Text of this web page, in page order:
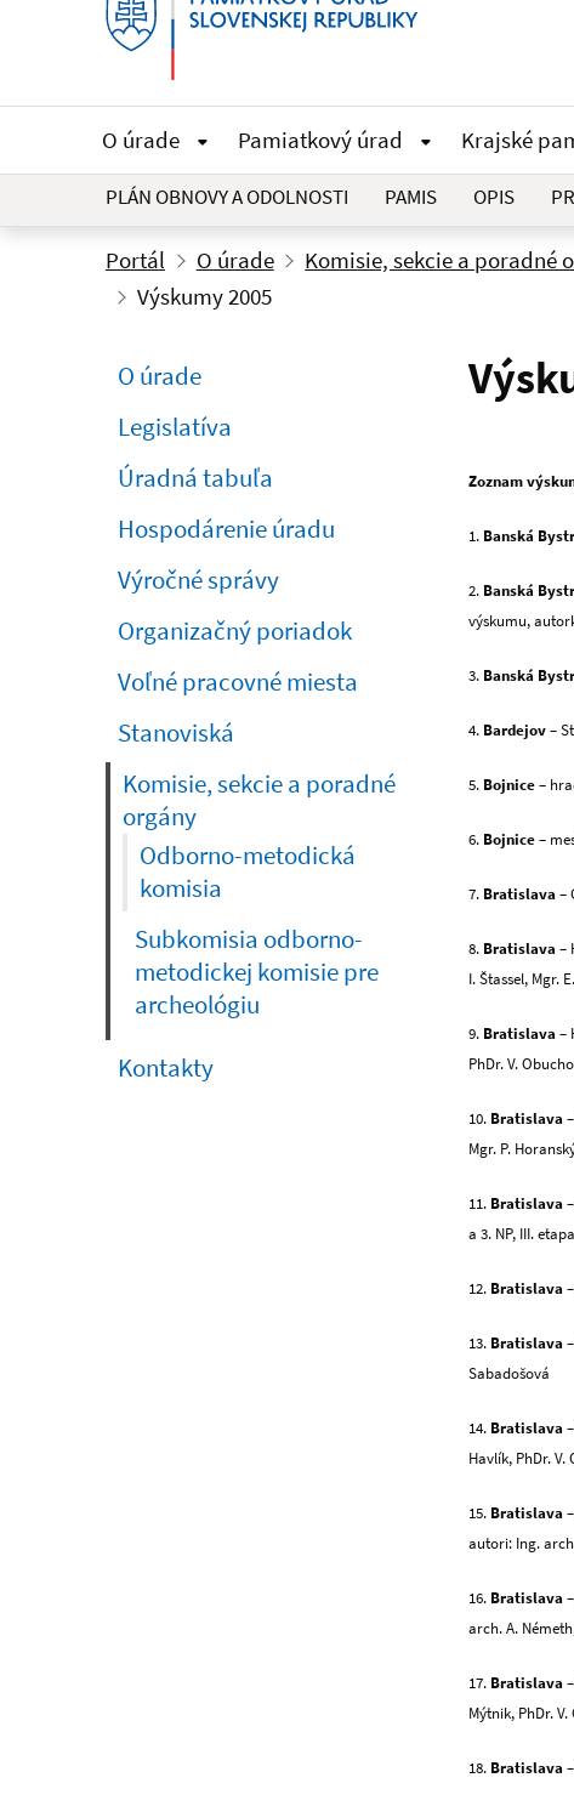
O úrade Pamiatkový úrad Krajské
PLÁN OBNOVY A ODOLNOSTI PAMIS OPIS
Portál O úrade Komisie, sekcie a poradné
Výskumy 2005
O úrade
Legislatíva
Úradná tabuľa
Hospodárenie úradu
Výročné správy
Organizačný poriadok
Voľné pracovné miesta
Stanoviská
Komisie, sekcie a poradné
orgány
Odborno-metodická
komisia
Subkomisia odborno-
metodickej komisie pre
archeológiu
Kontakty
Zoznam
1. Banská
2. Banská
výskumu,
3. Banská
4. Bardejov–
5. Bojnice–
6. Bojnice–
7. Bratislava –
8. Bratislava –
I. Štassel, Mgr.
9. Bratislava –
PhDr. V.
10. Bratislava
Mgr. P.
11. Bratislava
a 3. NP, III.
12. Bratislava
13. Bratislava
Sabadošová
14. Bratislava
Havlík, PhDr. V.
15. Bratislava
autori: Ing.
16. Bratislava
arch. A.
17. Bratislava
Mýtnik, PhDr.
18. Bratislava